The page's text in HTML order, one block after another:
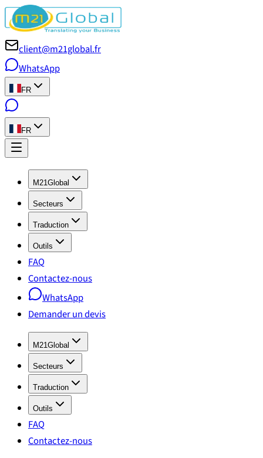
client@m21global.fr
WhatsApp
FR
FR
M21Global
Secteurs
Traduction
Outils
FAQ
Contactez-nous
WhatsApp
Demander un devis
M21Global
Secteurs
Traduction
Outils
FAQ
Contactez-nous